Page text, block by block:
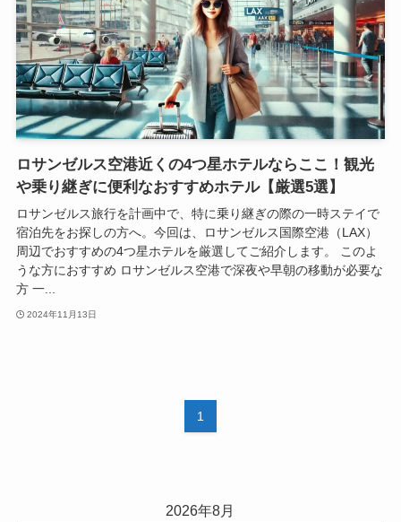
ロサンゼルス空港近くの4つ星ホテルならここ！観光
や乗り継ぎに便利なおすすめホテル【厳選5選】
ロサンゼルス旅行を計画中で、特に乗り継ぎの際の一時ステイで
宿泊先をお探しの方へ。今回は、ロサンゼルス国際空港（LAX）
周辺でおすすめの4つ星ホテルを厳選してご紹介します。 このよ
うな方におすすめ ロサンゼルス空港で深夜や早朝の移動が必要な
方 一...
2024年11月13日
1
2026年8月